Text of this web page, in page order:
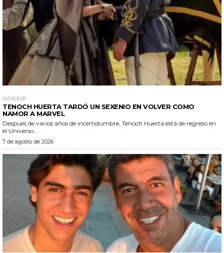
GOSSIP
TENOCH HUERTA TARDÓ UN SEXENIO EN VOLVER COMO
NAMOR A MARVEL
Después de varios años de incertidumbre, Tenoch Huerta está de regreso en
el Universo...
7 de agosto de 2026